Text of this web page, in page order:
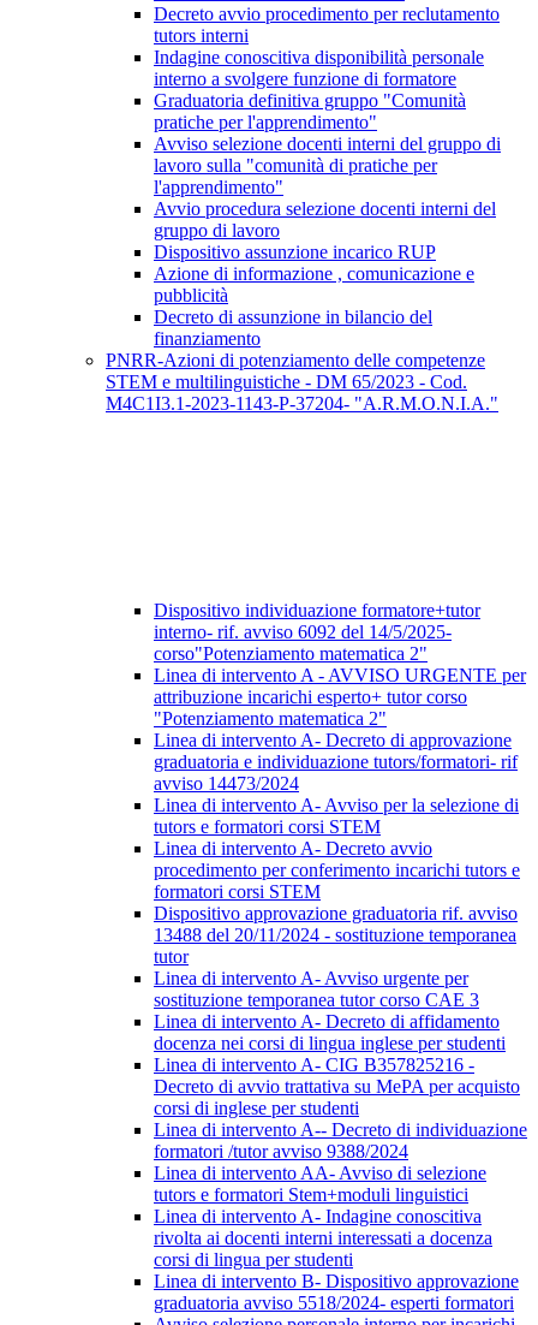
Decreto avvio procedimento per reclutamento
tutors interni
Indagine conoscitiva disponibilità personale
interno a svolgere funzione di formatore
Graduatoria definitiva gruppo "Comunità
pratiche per l'apprendimento"
Avviso selezione docenti interni del gruppo di
lavoro sulla "comunità di pratiche per
l'apprendimento"
Avvio procedura selezione docenti interni del
gruppo di lavoro
Dispositivo assunzione incarico RUP
Azione di informazione , comunicazione e
pubblicità
Decreto di assunzione in bilancio del
finanziamento
PNRR-Azioni di potenziamento delle competenze
STEM e multilinguistiche - DM 65/2023 - Cod.
M4C1I3.1-2023-1143-P-37204- "A.R.M.O.N.I.A."
Dispositivo individuazione formatore+tutor
interno- rif. avviso 6092 del 14/5/2025-
corso"Potenziamento matematica 2"
Linea di intervento A - AVVISO URGENTE per
attribuzione incarichi esperto+ tutor corso
"Potenziamento matematica 2"
Linea di intervento A- Decreto di approvazione
graduatoria e individuazione tutors/formatori- rif
avviso 14473/2024
Linea di intervento A- Avviso per la selezione di
tutors e formatori corsi STEM
Linea di intervento A- Decreto avvio
procedimento per conferimento incarichi tutors e
formatori corsi STEM
Dispositivo approvazione graduatoria rif. avviso
13488 del 20/11/2024 - sostituzione temporanea
tutor
Linea di intervento A- Avviso urgente per
sostituzione temporanea tutor corso CAE 3
Linea di intervento A- Decreto di affidamento
docenza nei corsi di lingua inglese per studenti
Linea di intervento A- CIG B357825216 -
Decreto di avvio trattativa su MePA per acquisto
corsi di inglese per studenti
Linea di intervento A-- Decreto di individuazione
formatori /tutor avviso 9388/2024
Linea di intervento AA- Avviso di selezione
tutors e formatori Stem+moduli linguistici
Linea di intervento A- Indagine conoscitiva
rivolta ai docenti interni interessati a docenza
corsi di lingua per studenti
Linea di intervento B- Dispositivo approvazione
graduatoria avviso 5518/2024- esperti formatori